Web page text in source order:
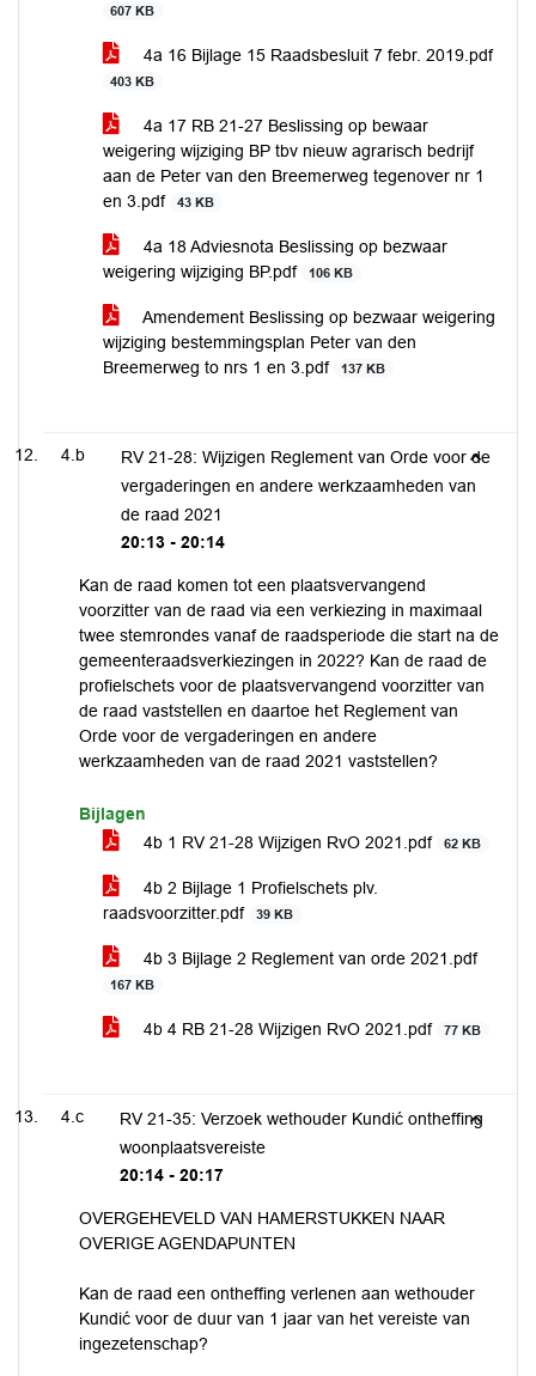
607 KB
4a 16 Bijlage 15 Raadsbesluit 7 febr. 2019.pdf
403 KB
4a 17 RB 21-27 Beslissing op bewaar
weigering wijziging BP tbv nieuw agrarisch bedrijf
aan de Peter van den Breemerweg tegenover nr 1
en 3.pdf
43 KB
4a 18 Adviesnota Beslissing op bezwaar
weigering wijziging BP.pdf
106 KB
Amendement Beslissing op bezwaar weigering
wijziging bestemmingsplan Peter van den
Breemerweg to nrs 1 en 3.pdf
137 KB
4.b
RV 21-28: Wijzigen Reglement van Orde voor de
vergaderingen en andere werkzaamheden van
de raad 2021
20:13 - 20:14
Kan de raad komen tot een plaatsvervangend
voorzitter van de raad via een verkiezing in maximaal
twee stemrondes vanaf de raadsperiode die start na de
gemeenteraadsverkiezingen in 2022? Kan de raad de
profielschets voor de plaatsvervangend voorzitter van
de raad vaststellen en daartoe het Reglement van
Orde voor de vergaderingen en andere
werkzaamheden van de raad 2021 vaststellen?
Bijlagen
4b 1 RV 21-28 Wijzigen RvO 2021.pdf
62 KB
4b 2 Bijlage 1 Profielschets plv.
raadsvoorzitter.pdf
39 KB
4b 3 Bijlage 2 Reglement van orde 2021.pdf
167 KB
4b 4 RB 21-28 Wijzigen RvO 2021.pdf 77 KB
4.c
RV 21-35: Verzoek wethouder Kundić ontheffing
woonplaatsvereiste
20:14 - 20:17
OVERGEHEVELD VAN HAMERSTUKKEN NAAR
OVERIGE AGENDAPUNTEN
Kan de raad een ontheffing verlenen aan wethouder
Kundić voor de duur van 1 jaar van het vereiste van
ingezetenschap?